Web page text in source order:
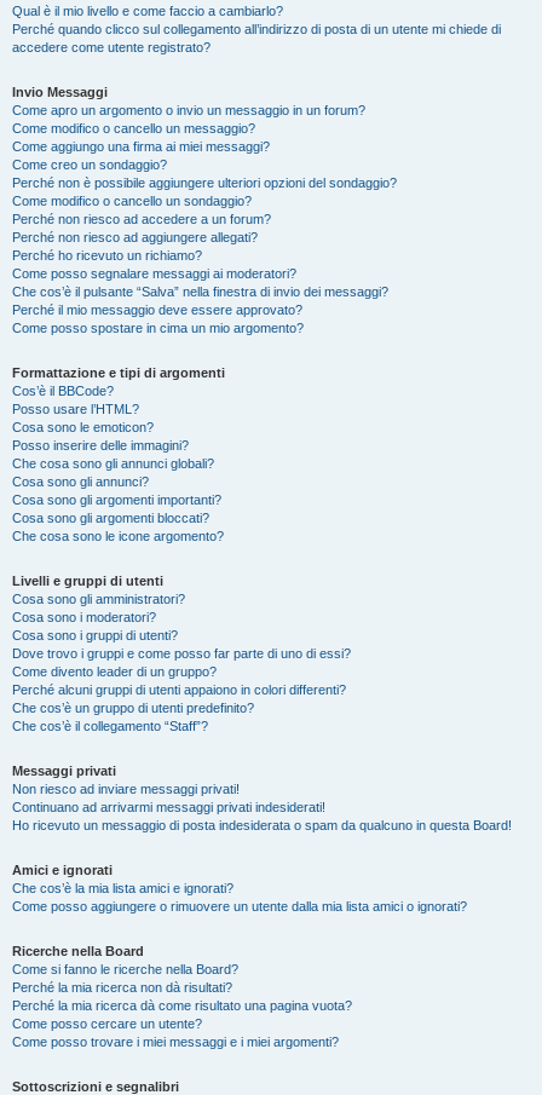
Qual è il mio livello e come faccio a cambiarlo?
Perché quando clicco sul collegamento all’indirizzo di posta di un utente mi chiede di
accedere come utente registrato?
Invio Messaggi
Come apro un argomento o invio un messaggio in un forum?
Come modifico o cancello un messaggio?
Come aggiungo una firma ai miei messaggi?
Come creo un sondaggio?
Perché non è possibile aggiungere ulteriori opzioni del sondaggio?
Come modifico o cancello un sondaggio?
Perché non riesco ad accedere a un forum?
Perché non riesco ad aggiungere allegati?
Perché ho ricevuto un richiamo?
Come posso segnalare messaggi ai moderatori?
Che cos’è il pulsante “Salva” nella finestra di invio dei messaggi?
Perché il mio messaggio deve essere approvato?
Come posso spostare in cima un mio argomento?
Formattazione e tipi di argomenti
Cos’è il BBCode?
Posso usare l’HTML?
Cosa sono le emoticon?
Posso inserire delle immagini?
Che cosa sono gli annunci globali?
Cosa sono gli annunci?
Cosa sono gli argomenti importanti?
Cosa sono gli argomenti bloccati?
Che cosa sono le icone argomento?
Livelli e gruppi di utenti
Cosa sono gli amministratori?
Cosa sono i moderatori?
Cosa sono i gruppi di utenti?
Dove trovo i gruppi e come posso far parte di uno di essi?
Come divento leader di un gruppo?
Perché alcuni gruppi di utenti appaiono in colori differenti?
Che cos’è un gruppo di utenti predefinito?
Che cos’è il collegamento “Staff”?
Messaggi privati
Non riesco ad inviare messaggi privati!
Continuano ad arrivarmi messaggi privati indesiderati!
Ho ricevuto un messaggio di posta indesiderata o spam da qualcuno in questa Board!
Amici e ignorati
Che cos’è la mia lista amici e ignorati?
Come posso aggiungere o rimuovere un utente dalla mia lista amici o ignorati?
Ricerche nella Board
Come si fanno le ricerche nella Board?
Perché la mia ricerca non dà risultati?
Perché la mia ricerca dà come risultato una pagina vuota?
Come posso cercare un utente?
Come posso trovare i miei messaggi e i miei argomenti?
Sottoscrizioni e segnalibri